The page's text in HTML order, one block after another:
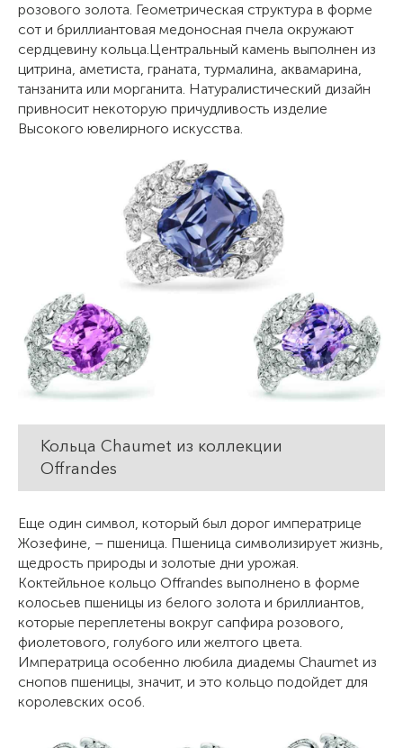
розового золота. Геометрическая структура в форме
сот и бриллиантовая медоносная пчела окружают
сердцевину кольца.Центральный камень выполнен из
цитрина, аметиста, граната, турмалина, аквамарина,
танзанита или морганита. Натуралистический дизайн
привносит некоторую причудливость изделие
Высокого ювелирного искусства.
Кольца Chaumet из коллекции
Offrandes
Еще один символ, который был дорог императрице
Жозефине, – пшеница. Пшеница символизирует жизнь,
щедрость природы и золотые дни урожая.
Коктейльное кольцо Offrandes выполнено в форме
колосьев пшеницы из белого золота и бриллиантов,
которые переплетены вокруг сапфира розового,
фиолетового, голубого или желтого цвета.
Императрица особенно любила диадемы Chaumet из
снопов пшеницы, значит, и это кольцо подойдет для
королевских особ.